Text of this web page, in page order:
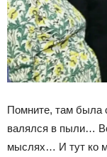
Помните, там была
валялся в пыли…
мыслях… И тут ко